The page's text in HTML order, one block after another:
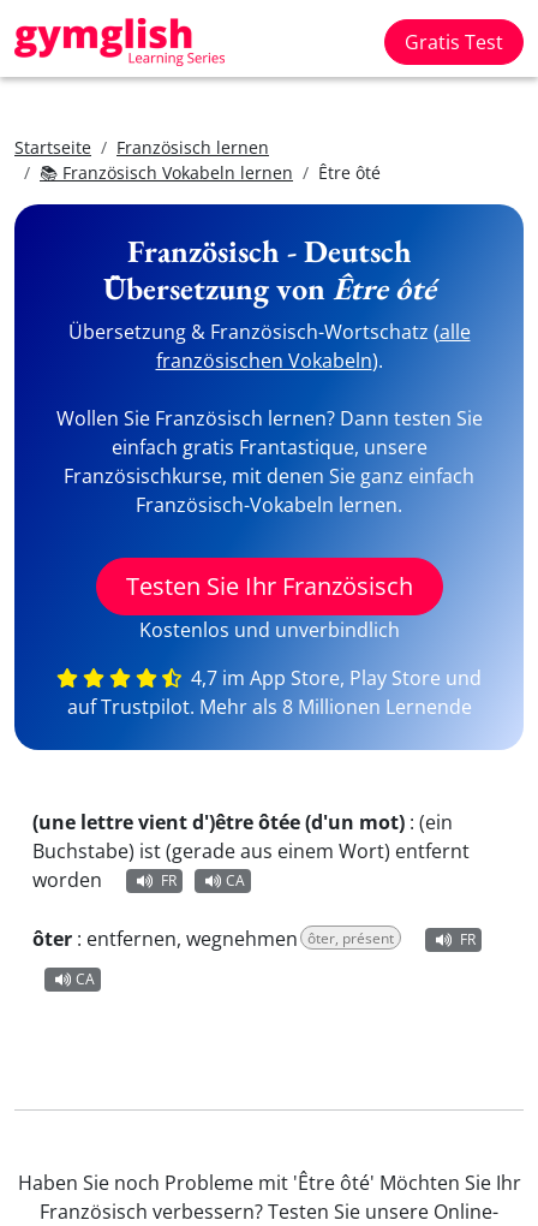
Gratis Test
Startseite
Französisch lernen
📚 Französisch Vokabeln lernen
Être ôté
Französisch - Deutsch
Übersetzung vonÊtre ôté
Übersetzung & Französisch-Wortschatz (alle
französischen Vokabeln).
Wollen Sie Französisch lernen? Dann testen Sie
einfach gratis Frantastique, unsere
Französischkurse, mit denen Sie ganz einfach
Französisch-Vokabeln lernen.
Testen Sie Ihr Französisch
Kostenlos und unverbindlich
4,7 im App Store, Play Store und
auf Trustpilot. Mehr als 8 Millionen Lernende
(une lettre vient d')être ôtée (d'un mot) : (ein
Buchstabe) ist (gerade aus einem Wort) entfernt
worden
FR CA
ôter : entfernen, wegnehmen ôter, présent
FR
CA
Haben Sie noch Probleme mit 'Être ôté' Möchten Sie Ihr
Französisch verbessern? Testen Sie unsere Online-